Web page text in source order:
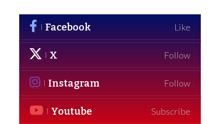
Facebook Like
X Follow
Instagram Follow
Youtube Subscribe